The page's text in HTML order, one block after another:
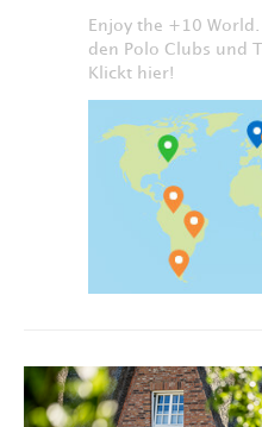
Enjoy the +10
den Polo Clubs und
Klickt hier!